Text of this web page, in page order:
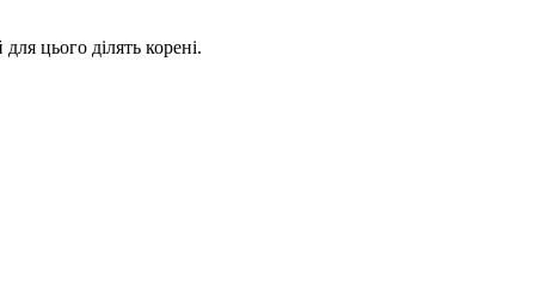
цього ділять корені.